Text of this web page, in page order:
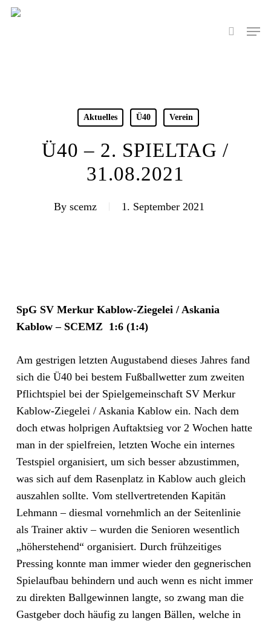
Skip
search
Menu
Aktuelles Ü40 Verein
Ü40 – 2. SPIELTAG /
31.08.2021
By scemz 1. September 2021
SpG SV Merkur Kablow-Ziegelei / Askania
Kablow – SCEMZ 1:6 (1:4)
Am gestrigen letzten Augustabend dieses Jahres fand
sich die Ü40 bei bestem Fußballwetter zum zweiten
Pflichtspiel bei der Spielgemeinschaft SV Merkur
Kablow-Ziegelei / Askania Kablow ein. Nach dem
doch etwas holprigen Auftaktsieg vor 2 Wochen hatte
man in der spielfreien, letzten Woche ein internes
Testspiel organisiert, um sich besser abzustimmen,
was sich auf dem Rasenplatz in Kablow auch gleich
auszahlen sollte. Vom stellvertretenden Kapitän
Lehmann – diesmal vornehmlich an der Seitenlinie
als Trainer aktiv – wurden die Senioren wesentlich
„höherstehend“ organisiert. Durch frühzeitiges
Pressing konnte man immer wieder den gegnerischen
Spielaufbau behindern und auch wenn es nicht immer
zu direkten Ballgewinnen langte, so zwang man die
Gastgeber doch häufig zu langen Bällen, welche in